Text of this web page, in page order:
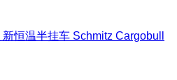
新恒温半挂车 Schmitz Cargobull